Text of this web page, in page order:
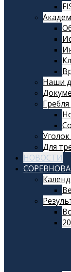
Наши
Гребля
Для
НОВОСТИ